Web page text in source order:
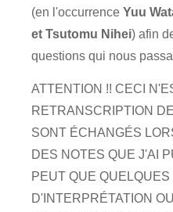
(en l'occurrence Yuu
et Tsutomu Nihei) afin
questions qui nous
ATTENTION !! CECI
RETRANSCRIPTION
SONT ÉCHANGÉS
DES NOTES QUE J'AI
PEUT QUE
D'INTERPRÉTATION